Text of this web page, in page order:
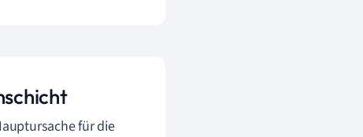
für die